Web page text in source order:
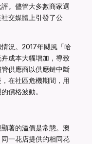
。儘管大多數商家選
交媒體上引發了公
況。2017年颶風「哈
成本大幅增加，導致
供應商以供應鏈中斷
在社區危機期間，用
價格波動。
著的溢價是常態。澳
一花店提供的相同花